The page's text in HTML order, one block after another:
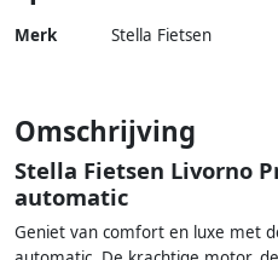
Merk Stella Fietsen
Omschrijving
Stella Fietsen Livorno
automatic
Geniet van comfort en luxe met